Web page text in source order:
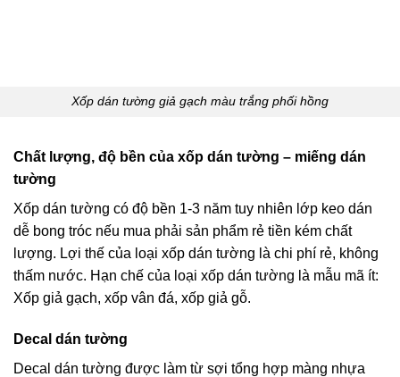
Xốp dán tường giả gạch màu trắng phối hồng
Chất lượng, độ bền của xốp dán tường – miếng dán
tường
Xốp dán tường có độ bền 1-3 năm tuy nhiên lớp keo dán
dễ bong tróc nếu mua phải sản phẩm rẻ tiền kém chất
lượng. Lợi thế của loại xốp dán tường là chi phí rẻ, không
thấm nước. Hạn chế của loại xốp dán tường là mẫu mã ít:
Xốp giả gạch, xốp vân đá, xốp giả gỗ.
Decal dán tường
Decal dán tường được làm từ sợi tổng hợp màng nhựa